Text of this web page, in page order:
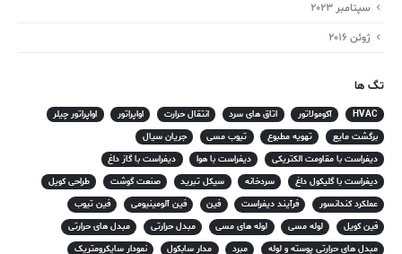
سپتامبر 2023
ژوئن 2016
تگ ها
HVAC آکومولاتور اتاق های سرد انتقال حرارت اواپراتور
اواپراتور چیلر
برگشت مایع
تهویه مطبوع تیوب مسی
جریان سیال
دیفراست با مقاومت الکتریکی
دیفراست با هوا
دیفراست با گاز داغ
دیفراست با گلیکول داغ
سردخانه سیکل تبرید صنعت گوشت
طراحی کویل
عملکرد کندانسور
فرآیند دیفراست فین فین آلومینیومی
فین تیوب
فین کویل
لوله مسی لوله های مسی مبدل حرارتی
مبدل های حرارتی
مبدل های حرارتی پوسته و لوله
مبرد مدار سابکول
نمودار سایکرومتریک